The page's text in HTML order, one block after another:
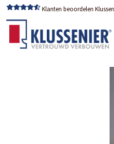
Klanten beoordelen